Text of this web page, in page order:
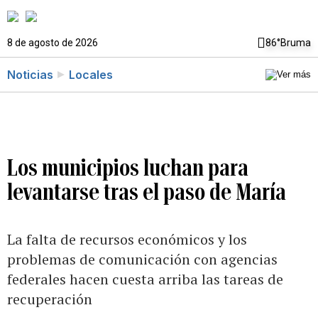
8 de agosto de 2026 86°Bruma
Noticias Locales
Los municipios luchan para
levantarse tras el paso de María
La falta de recursos económicos y los
problemas de comunicación con agencias
federales hacen cuesta arriba las tareas de
recuperación